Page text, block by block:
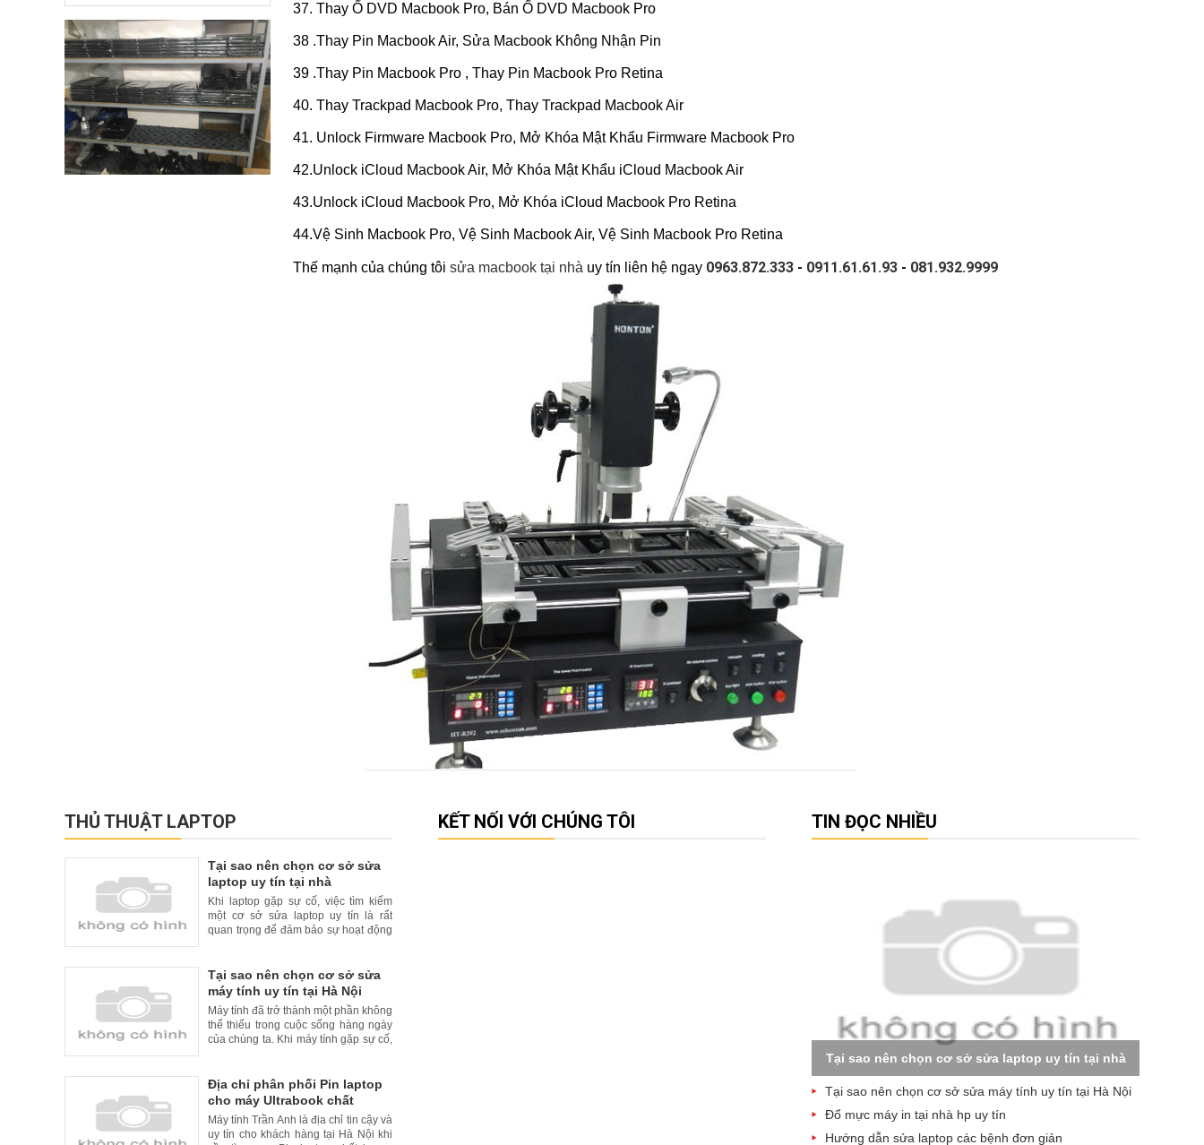
37. Thay Ổ DVD Macbook Pro, Bán Ổ DVD Macbook Pro
38 .Thay Pin Macbook Air, Sửa Macbook Không Nhận Pin
39 .Thay Pin Macbook Pro , Thay Pin Macbook Pro Retina
40. Thay Trackpad Macbook Pro, Thay Trackpad Macbook Air
41. Unlock Firmware Macbook Pro, Mở Khóa Mật Khẩu Firmware Macbook Pro
42.Unlock iCloud Macbook Air, Mở Khóa Mật Khẩu iCloud Macbook Air
43.Unlock iCloud Macbook Pro, Mở Khóa iCloud Macbook Pro Retina
44.Vệ Sinh Macbook Pro, Vệ Sinh Macbook Air, Vệ Sinh Macbook Pro Retina
Thế mạnh của chúng tôi sửa macbook tại nhà uy tín liên hệ ngay 0963.872.333 - 0911.61.61.93 - 081.932.9999
THỦ THUẬT LAPTOP
Tại sao nên chọn cơ sở sửa
laptop uy tín tại nhà
Khi laptop gặp sự cố, việc tìm kiếm
một cơ sở sửa laptop uy tín là rất
quan trọng để đảm bảo sự hoạt động
tiện lợi cho khách hàng, nhiều cơ sở
sửa laptop uy tín đã cung cấp dịch vụ
sửa chữa tại nhà. Trong bài viết này,
chúng
Tại sao nên chọn cơ sở sửa
máy tính uy tín tại Hà Nội
Máy tính đã trở thành một phần không
thể thiếu trong cuộc sống hàng ngày
của chúng ta. Khi máy tính gặp sự cố,
nhiều cơ sở sửa máy tính uy tín và
chất lượng. Trong bài viết này, chúng
tôi xin giới thiệu lý do nên chọn cơ
Địa chỉ phân phối Pin laptop
cho máy Ultrabook chất
lượng cao và uy tín tại Hà Nội
Máy tính Trần Anh là địa chỉ tin cậy và
uy tín cho khách hàng tại Hà Nội khi
KẾT NỐI VỚI CHÚNG TÔI TIN ĐỌC NHIỀU
Tại sao nên chọn cơ sở sửa laptop uy tín tại nhà
Tại sao nên chọn cơ sở sửa máy tính uy tín tại Hà Nội
Đổ mực máy in tại nhà hp uy tín
Hướng dẫn sửa laptop các bệnh đơn giản